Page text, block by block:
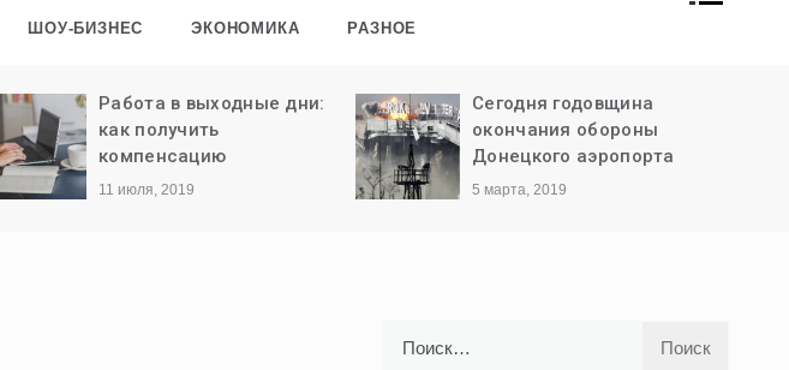
ШОУ-БИЗНЕС ЭКОНОМИКА РАЗНОЕ
Сегодня годовщина
окончания обороны
Донецкого аэропорта
5 марта, 2019
Четыре знака зодиака,
которых ждет богатство
на следующей неделе
15 августа, 2018